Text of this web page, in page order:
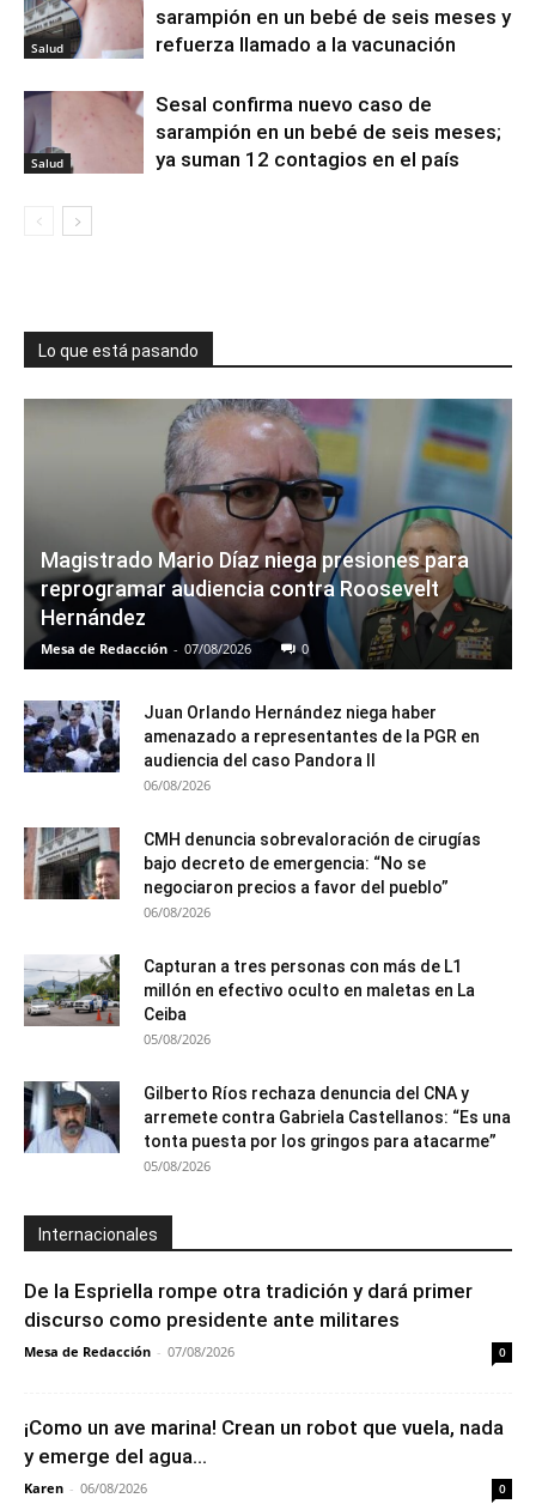
Salud
sarampión en un bebé de seis meses y
refuerza llamado a la vacunación
Salud
Sesal confirma nuevo caso de
sarampión en un bebé de seis meses;
ya suman 12 contagios en el país
Lo que está pasando
Magistrado Mario Díaz niega presiones para
reprogramar audiencia contra Roosevelt
Hernández
Mesa de Redacción - 07/08/2026 0
Juan Orlando Hernández niega haber
amenazado a representantes de la PGR en
audiencia del caso Pandora II
06/08/2026
CMH denuncia sobrevaloración de cirugías
bajo decreto de emergencia: “No se
negociaron precios a favor del pueblo”
06/08/2026
Capturan a tres personas con más de L1
millón en efectivo oculto en maletas en La
Ceiba
05/08/2026
Gilberto Ríos rechaza denuncia del CNA y
arremete contra Gabriela Castellanos: “Es una
tonta puesta por los gringos para atacarme”
05/08/2026
Internacionales
De la Espriella rompe otra tradición y dará primer
discurso como presidente ante militares
Mesa de Redacción - 07/08/2026 0
¡Como un ave marina! Crean un robot que vuela, nada
y emerge del agua...
Karen - 06/08/2026 0